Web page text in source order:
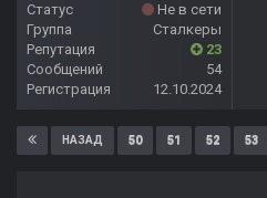
Статус
Не в сети
Группа
Сталкеры
Репутация
23
Сообщений
54
Регистрация
12.10.2024
НАЗАД 50 51 52 53